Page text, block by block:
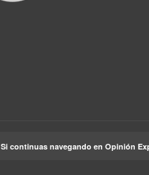
Si continuas navegando en Opinión